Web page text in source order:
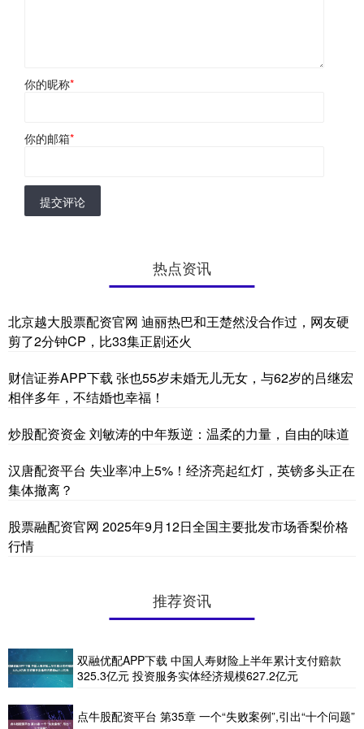
你的昵称*
你的邮箱*
提交评论
热点资讯
北京越大股票配资官网 迪丽热巴和王楚然没合作过，网友硬
剪了2分钟CP，比33集正剧还火
财信证券APP下载 张也55岁未婚无儿无女，与62岁的吕继宏
相伴多年，不结婚也幸福！
炒股配资资金 刘敏涛的中年叛逆：温柔的力量，自由的味道
汉唐配资平台 失业率冲上5%！经济亮起红灯，英镑多头正在
集体撤离？
股票融配资官网 2025年9月12日全国主要批发市场香梨价格
行情
推荐资讯
双融优配APP下载 中国人寿财险上半年累计支付赔款
325.3亿元 投资服务实体经济规模627.2亿元
点牛股配资平台 第35章 一个“失败案例”,引出“十个问题”